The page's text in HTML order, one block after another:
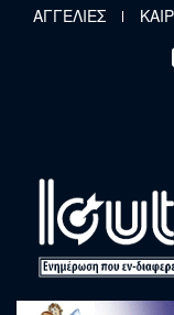
Παράκαμψη προς το
ΑΓΓΕΛΙΕΣ